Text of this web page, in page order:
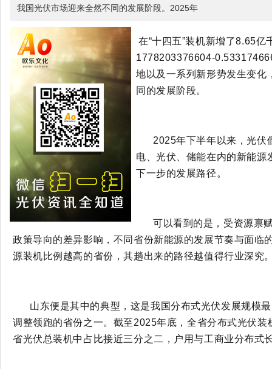
我国光伏市场迎来全然不同的发展阶段。2025年
在“十四五”装机新增了8.65亿
1778203376604-
地以及一系列新形势发生变化
同的发展阶段。
2025年下半年以来，光伏
电、光伏、储能在内的新能源
下一步的发展路径。
可以看到的是，受资源禀
政策导向的差异影响，不同省份新能源的发展节奏与面临
源装机比例越高的省份，其趟出来的路径越值得行业深究
山东便是其中的典型，这是我国分布式光伏发展规模
调整领跑的省份之一。截至2025年底，全省分布式光伏
省光伏总装机中占比接近三分之二，户用与工商业分布式